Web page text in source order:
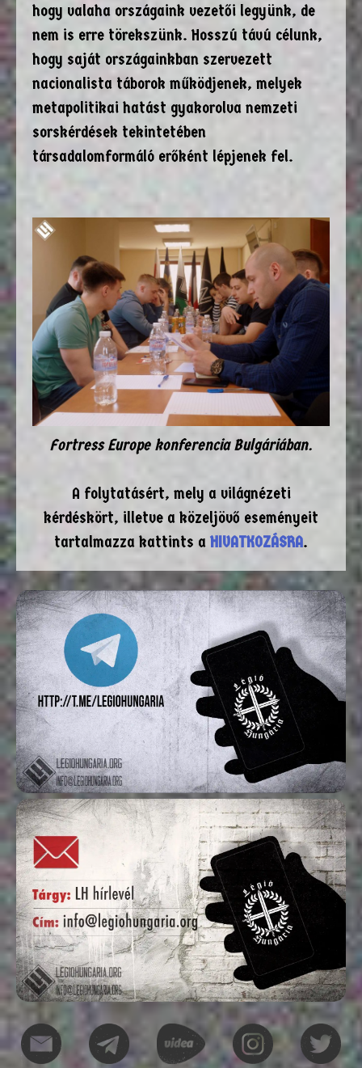
hogy valaha országaink vezetői legyünk, de
nem is erre törekszünk. Hosszú távú célunk,
hogy saját országainkban szervezett
nacionalista táborok működjenek, melyek
metapolitikai hatást gyakorolva nemzeti
sorskérdések tekintetében
társadalomformáló erőként lépjenek fel.
Fortress Europe konferencia Bulgáriában.
A folytatásért, mely a világnézeti
kérdéskört, illetve a közeljövő eseményeit
tartalmazza kattints a HIVATKOZÁSRA.